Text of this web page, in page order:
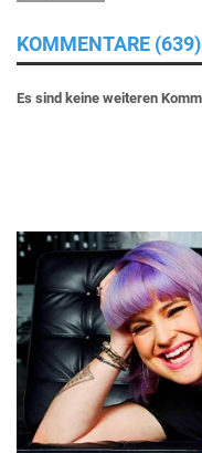
KOMMENTARE (639)
Es sind keine weiteren